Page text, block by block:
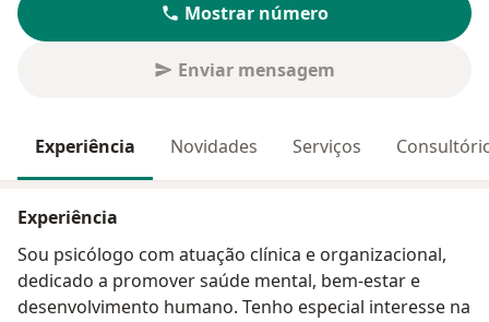
Mostrar número
Enviar mensagem
Experiência Novidades Serviços
Experiência
Sou psicólogo com atuação clínica e organizacional,
dedicado a promover saúde mental, bem-estar e
desenvolvimento humano. Tenho especial interesse na